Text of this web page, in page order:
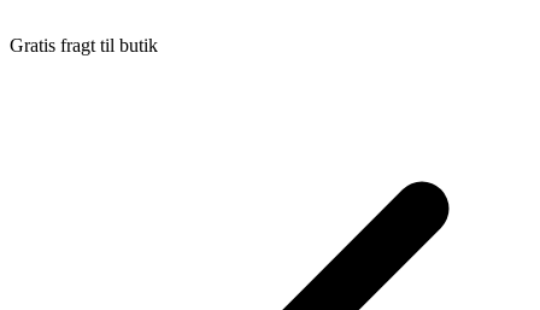
Gratis fragt til butik